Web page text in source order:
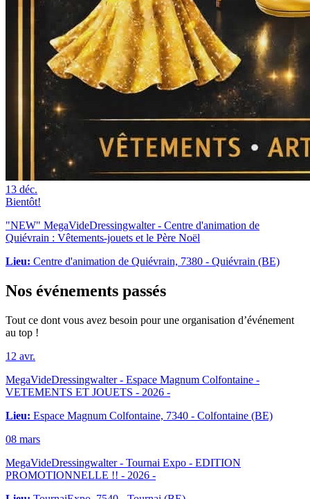
13 déc.
Bientôt!
"NEW" MegaVideDressingwalter - Centre d'animation de
Quiévrain : Vêtements-jouets et le Père Noël
Lieu: Centre d'animation de Quiévrain, 7380 - Quiévrain (BE)
Nos événements passés
Tout ce dont vous avez besoin pour une organisation d’événement
au top !
12 avr.
MegaVideDressingwalter - Espace Magnum Colfontaine -
VETEMENTS ET JOUETS - 2026 -
Lieu: Espace Magnum Colfontaine, 7340 - Colfontaine (BE)
08 mars
MegaVideDressingwalter - Tournai Expo - EDITION
PROMOTIONNELLE !! - 2026 -